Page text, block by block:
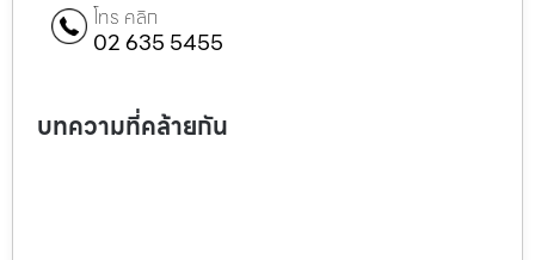
โทร คลิก
02 635 5455
บทความที่คล้ายกัน